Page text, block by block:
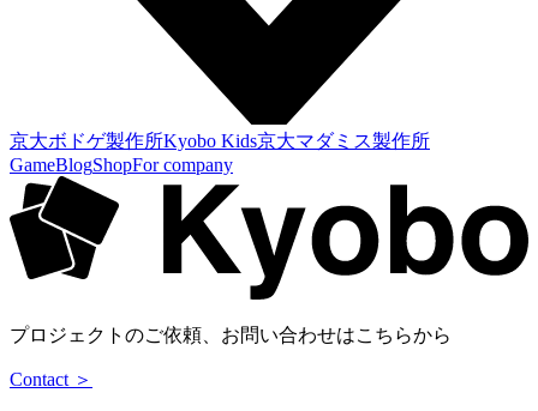
京大ボドゲ製作所Kyobo Kids京大マダミス製作所
GameBlogShopFor company
プロジェクトのご依頼、お問い合わせはこちらから
Contact ＞